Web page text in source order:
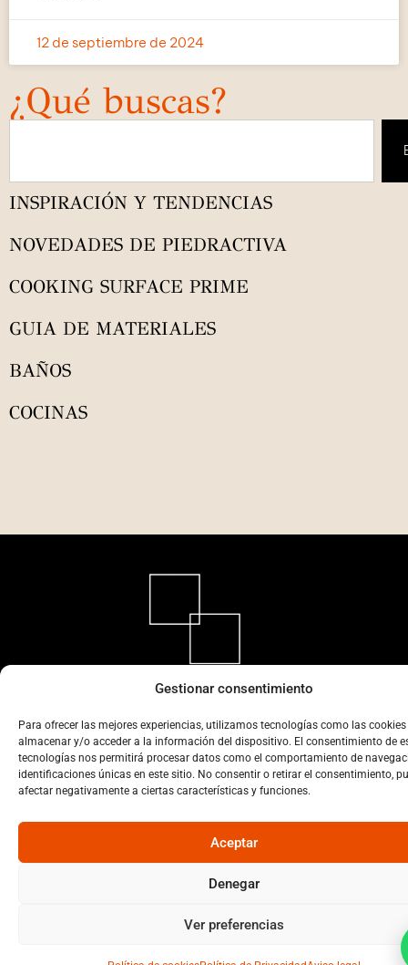
Gestionar consentimiento
Para ofrecer las mejores experiencias, utilizamos tecnologías como las
almacenar y/o acceder a la información del dispositivo. El consentimiento de
tecnologías nos permitirá procesar datos como el comportamiento de
identificaciones únicas en este sitio. No consentir o retirar el consentimiento,
afectar negativamente a ciertas características y funciones.
Aceptar
Denegar
Ver preferencias
12 de septiembre de 2024
¿Qué buscas?
INSPIRACIÓN Y TENDENCIAS
NOVEDADES DE PIEDRACTIVA
COOKING SURFACE PRIME
GUIA DE MATERIALES
BAÑOS
COCINAS
Canaria: diseño de interiores e instalación.
EXPLORA
NUESTRA TIENDA
POLÍTICA DE PRIVACIDAD
POLÍTICA DE COOKIES